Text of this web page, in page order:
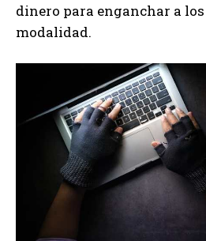
dinero para enganchar a
modalidad.